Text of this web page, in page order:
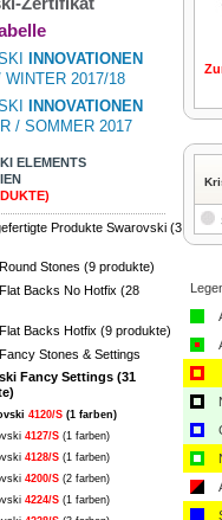
INNOVATIONEN
WINTER 2017/18
INNOVATIONEN
/ SOMMER 2017
ELEMENTS
Produkte Swarovski (3
Stones (9 produkte)
Backs No Hotfix (28
Backs Hotfix (9 produkte)
Stones & Settings
Fancy Settings (31
4120/S (1 farben)
4127/S (1 farben)
4128/S (1 farben)
4200/S (2 farben)
4224/S (1 farben)